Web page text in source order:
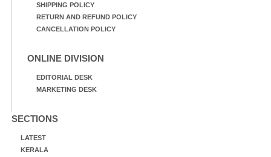
SHIPPING POLICY
RETURN AND REFUND POLICY
CANCELLATION POLICY
ONLINE DIVISION
EDITORIAL DESK
MARKETING DESK
SECTIONS
LATEST
KERALA